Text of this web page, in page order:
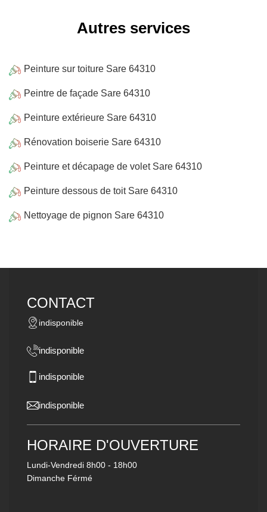
Autres services
Peinture sur toiture Sare 64310
Peintre de façade Sare 64310
Peinture extérieure Sare 64310
Rénovation boiserie Sare 64310
Peinture et décapage de volet Sare 64310
Peinture dessous de toit Sare 64310
Nettoyage de pignon Sare 64310
CONTACT
indisponible
indisponible
indisponible
indisponible
HORAIRE D'OUVERTURE
Lundi-Vendredi 8h00 - 18h00
Dimanche Férmé